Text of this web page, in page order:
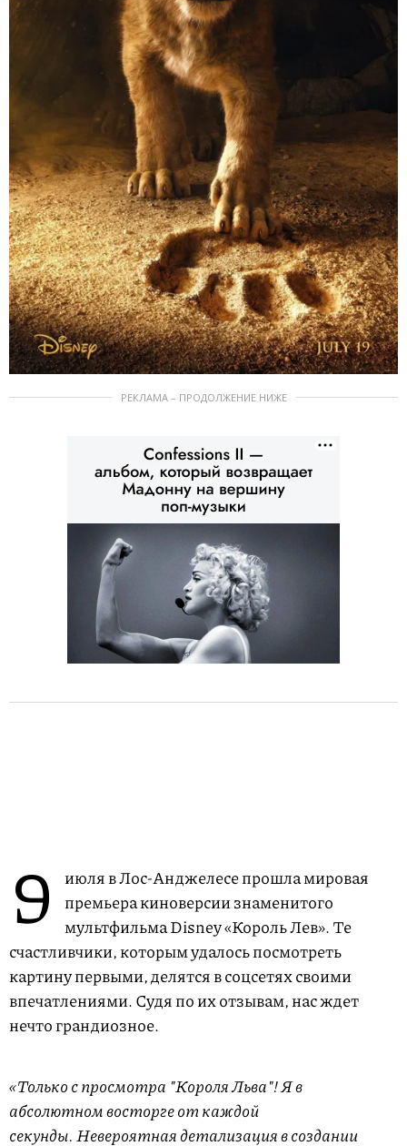
РЕКЛАМА – ПРОДОЛЖЕНИЕ НИЖЕ
9
июля в Лос-Анджелесе прошла мировая
премьера киноверсии знаменитого
мультфильма Disney «Король Лев». Те
счастливчики, которым удалось посмотреть
картину первыми, делятся в соцсетях своими
впечатлениями. Судя по их отзывам, нас ждет
нечто грандиозное.
«Только с просмотра "Короля Льва"! Я в
абсолютном восторге от каждой
секунды. Невероятная детализация в создании